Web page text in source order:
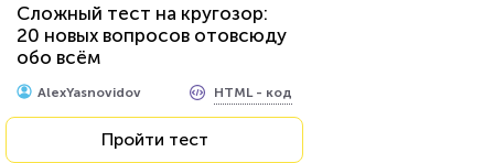
писателем?
Пройти тест
Сложный тест на кругозор:
20 новых вопросов отовсюду
обо всём
AlexYasnovidov HTML - код
Пройти тест